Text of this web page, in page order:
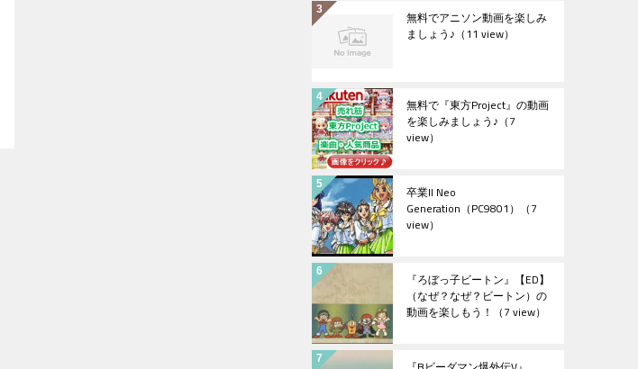
無料でアニソン動画を楽しみ
ましょう♪ （11 view）
無料で『東方Project』の動画
を楽しみましょう♪ （7
view）
卒業II Neo
Generation（PC9801） （7
view）
『ろぼっ子ビートン』【ED】
（なぜ？なぜ？ビートン）の
動画を楽しもう！ （7 view）